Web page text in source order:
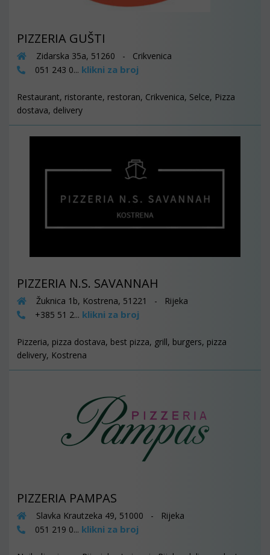
PIZZERIA GUŠTI
Zidarska 35a, 51260 - Crikvenica
051 243 0... klikni za broj
Restaurant, ristorante, restoran, Crikvenica, Selce, Pizza
dostava, delivery
PIZZERIA N.S. SAVANNAH
Žuknica 1b, Kostrena, 51221 - Rijeka
+385 51 2... klikni za broj
Pizzeria, pizza dostava, best pizza, grill, burgers, pizza
delivery, Kostrena
PIZZERIA PAMPAS
Slavka Krautzeka 49, 51000 - Rijeka
051 219 0... klikni za broj